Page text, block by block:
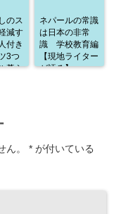
のス
減す
付き
3つ
暮ら
ネパールの常識
は日本の非常
識 学校教育編
【現地ライター
が語る】
-
。 * が付いている